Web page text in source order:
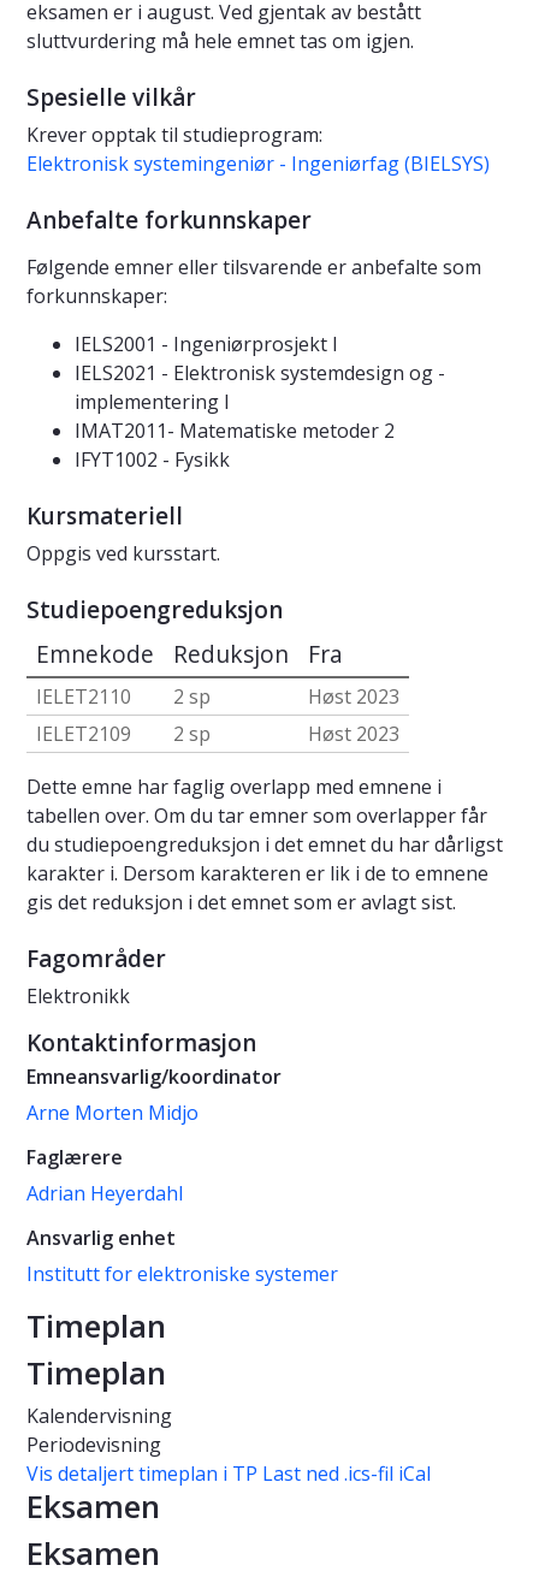
eksamen er i august. Ved gjentak av bestått
sluttvurdering må hele emnet tas om igjen.
Spesielle vilkår
Krever opptak til studieprogram:
Elektronisk systemingeniør - Ingeniørfag (BIELSYS)
Anbefalte forkunnskaper
Følgende emner eller tilsvarende er anbefalte som
forkunnskaper:
IELS2001 - Ingeniørprosjekt I
IELS2021 - Elektronisk systemdesign og -
implementering I
IMAT2011- Matematiske metoder 2
IFYT1002 - Fysikk
Kursmateriell
Oppgis ved kursstart.
Studiepoengreduksjon
Emnekode Reduksjon Fra
IELET2110 2 sp
Høst 2023
IELET2109
2 sp
Høst 2023
Dette emne har faglig overlapp med emnene i
tabellen over. Om du tar emner som overlapper får
du studiepoengreduksjon i det emnet du har dårligst
karakter i. Dersom karakteren er lik i de to emnene
gis det reduksjon i det emnet som er avlagt sist.
Fagområder
Elektronikk
Kontaktinformasjon
Emneansvarlig/koordinator
Arne Morten Midjo
Faglærere
Adrian Heyerdahl
Ansvarlig enhet
Institutt for elektroniske systemer
Timeplan
Timeplan
Kalendervisning
Periodevisning
Vis detaljert timeplan i TP Last ned .ics-fil iCal
Eksamen
Eksamen